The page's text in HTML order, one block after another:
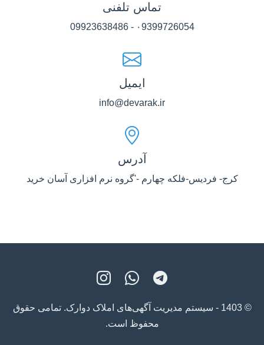
تماس تلفنی
۰9399726054 - 09923638486
ایمیل
info@devarak.ir
آدرس
کرج- فردیس-فلکه چهارم -'گروه نرم افزاری آسان خرید
© 1403 - سیستم مدیریت آگهی‌های املاک دوارک. تمامی حقوق
محفوظ است.